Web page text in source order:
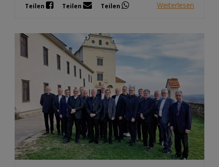
Teilen Teilen Teilen Weiterlesen